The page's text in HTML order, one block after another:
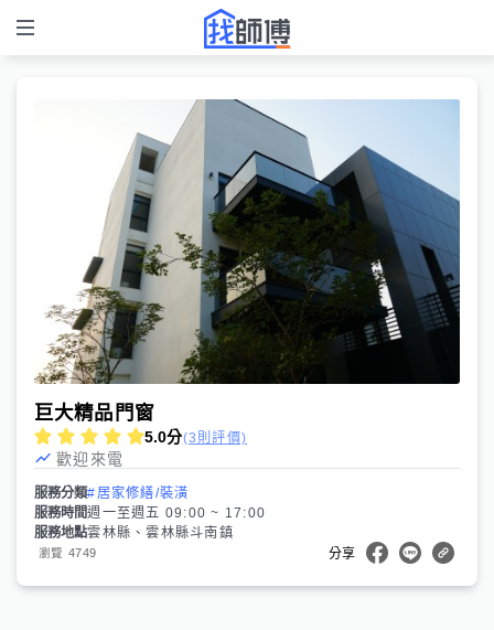
巨大精品門窗
5.0分(3則評價)
歡迎來電
服務分類#居家修繕/裝潢
服務時間週一至週五 09:00 ~ 17:00
服務地點雲林縣、雲林縣斗南鎮
瀏覽 4749 分享